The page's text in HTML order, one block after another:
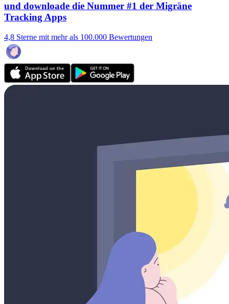
und downloade die Nummer #1 der Migräne
Tracking Apps
4,8 Sterne mit mehr als 100.000 Bewertungen